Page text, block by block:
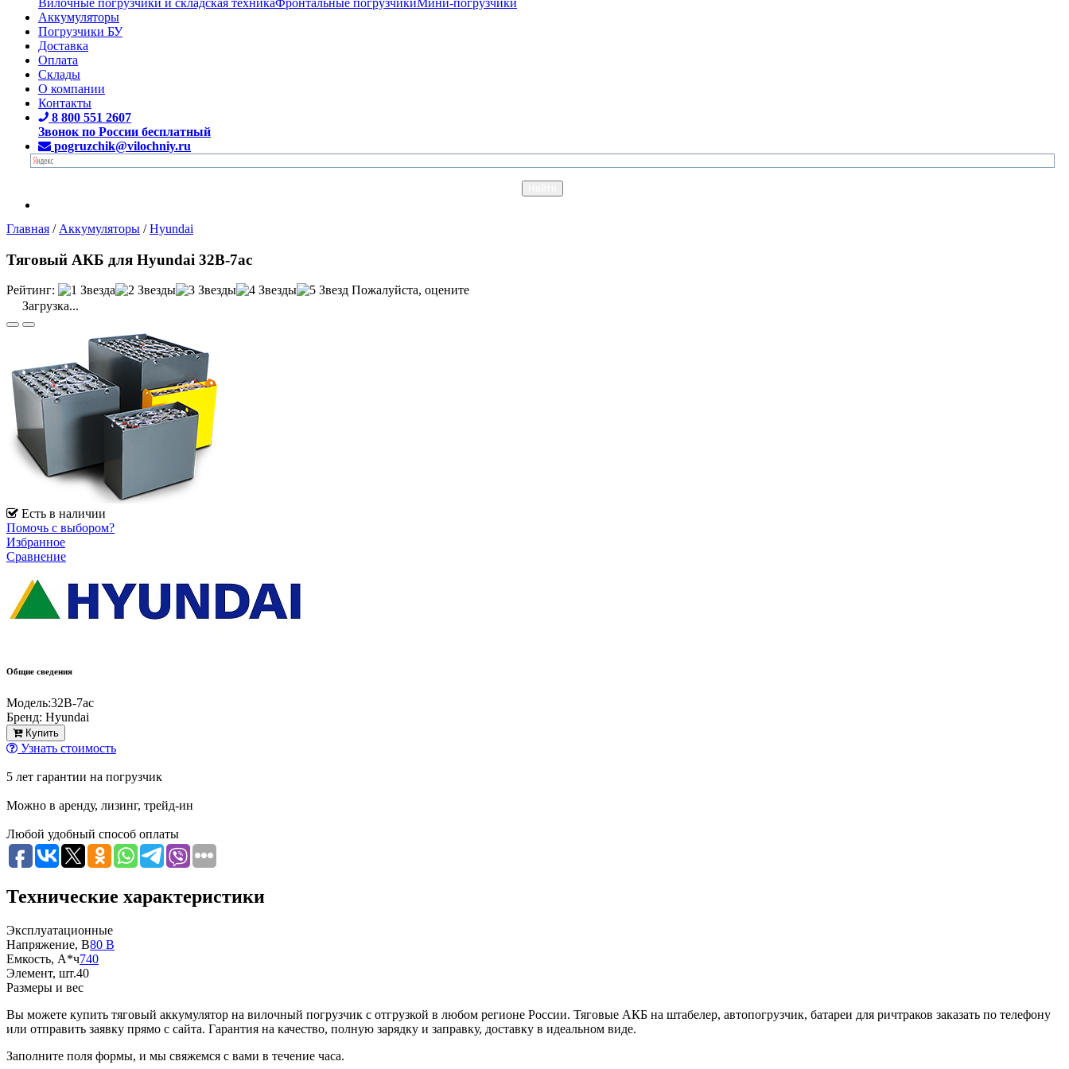
Аккумуляторы
Погрузчики БУ
Доставка
Оплата
Склады
О компании
Контакты
8 800 551 2607
Звонок по России бесплатный
pogruzchik@vilochniy.ru
Главная / Аккумуляторы /Hyundai
Тяговый АКБ для Hyundai 32B-7ac
Рейтинг:
Пожалуйста, оцените
Загрузка...
Есть в наличии
Помочь с выбором?
Избранное
Сравнение
Общие сведения
Модель:32B-7ac
Бренд: Hyundai
Купить
Узнать стоимость
5 лет гарантии на погрузчик
Можно в аренду, лизинг, трейд-ин
Любой удобный способ оплаты
Технические характеристики
Эксплуатационные
Напряжение, В80 В
Емкость, А*ч740
Элемент, шт.40
Размеры и вес
Вы можете купить тяговый аккумулятор на вилочный погрузчик с отгрузкой в любом регионе России. Тяговые АКБ на штабелер, автопогрузчик, батареи для ричтраков заказать по телефону
или отправить заявку прямо с сайта. Гарантия на качество, полную зарядку и заправку, доставку в идеальном виде.
Заполните поля формы, и мы свяжемся с вами в течение часа.